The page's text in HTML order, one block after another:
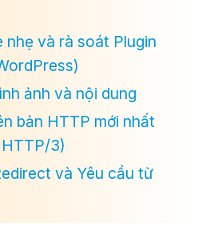
nhẹ và rà soát Plugin
ảnh và nội dung
bản HTTP mới nhất
3)
và Yêu cầu từ